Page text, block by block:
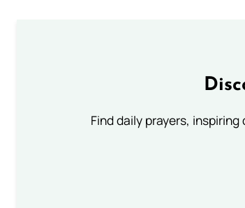
Find daily prayers,